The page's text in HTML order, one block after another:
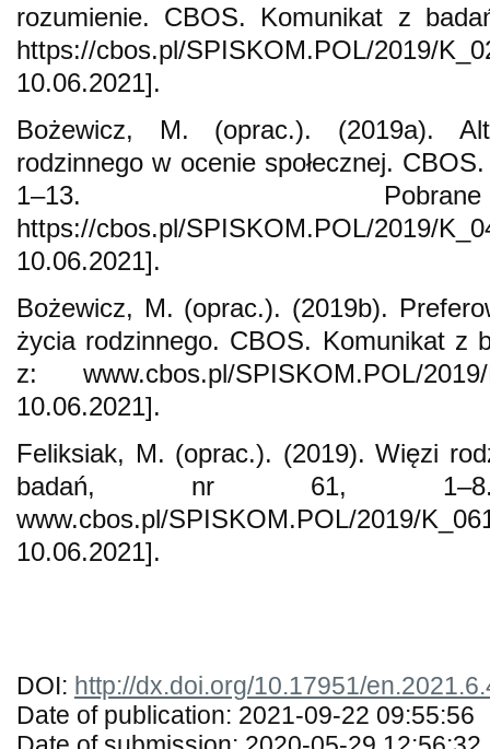
rozumienie. CBOS. Komunikat z
https://cbos.pl/SPISKOM.POL/
10.06.2021].
Bożewicz, M. (oprac.). (2019a).
rodzinnego w ocenie społecznej.
1–13.
https://cbos.pl/SPISKOM.POL/
10.06.2021].
Bożewicz, M. (oprac.). (2019b).
życia rodzinnego. CBOS. Komunikat z
z: www.cbos.pl/SPISKOM.POL/
10.06.2021].
Feliksiak, M. (oprac.). (2019). Więzi
badań, nr 61,
www.cbos.pl/SPISKOM.POL/
10.06.2021].
DOI: http://dx.doi.org/10.17951/
Date of publication: 2021-09-22 09:55:56